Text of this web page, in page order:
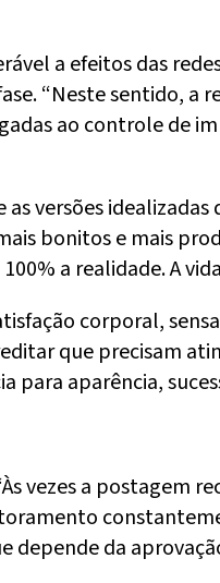
a efeitos das
“Neste sentido, a
ao controle de
versões idealizadas
bonitos e mais
a realidade. A
corporal,
que precisam
para aparência,
vezes a postagem
da